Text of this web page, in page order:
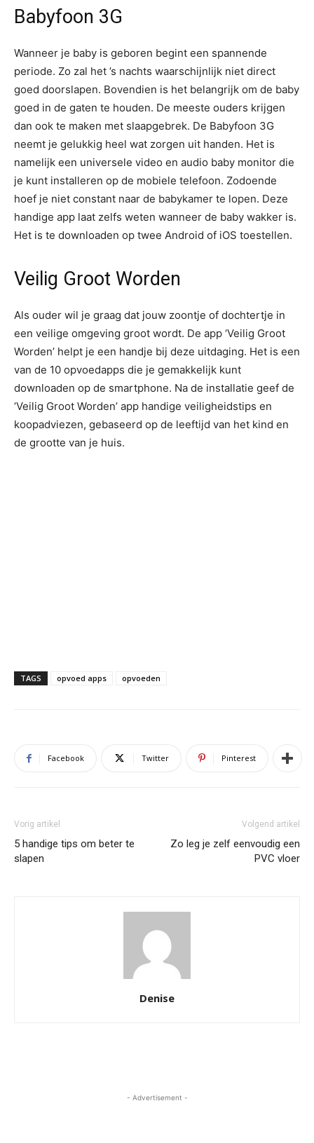
Babyfoon 3G
Wanneer je baby is geboren begint een spannende
periode. Zo zal het ’s nachts waarschijnlijk niet direct
goed doorslapen. Bovendien is het belangrijk om de baby
goed in de gaten te houden. De meeste ouders krijgen
dan ook te maken met slaapgebrek. De Babyfoon 3G
neemt je gelukkig heel wat zorgen uit handen. Het is
namelijk een universele video en audio baby monitor die
je kunt installeren op de mobiele telefoon. Zodoende
hoef je niet constant naar de babykamer te lopen. Deze
handige app laat zelfs weten wanneer de baby wakker is.
Het is te downloaden op twee Android of iOS toestellen.
Veilig Groot Worden
Als ouder wil je graag dat jouw zoontje of dochtertje in
een veilige omgeving groot wordt. De app ‘Veilig Groot
Worden’ helpt je een handje bij deze uitdaging. Het is een
van de 10 opvoedapps die je gemakkelijk kunt
downloaden op de smartphone. Na de installatie geef de
‘Veilig Groot Worden’ app handige veiligheidstips en
koopadviezen, gebaseerd op de leeftijd van het kind en
de grootte van je huis.
TAGS opvoed apps opvoeden
Facebook Twitter Pinterest
Vorig artikel
5 handige tips om beter te
slapen
Volgend artikel
Zo leg je zelf eenvoudig een
PVC vloer
Denise
- Advertisement -